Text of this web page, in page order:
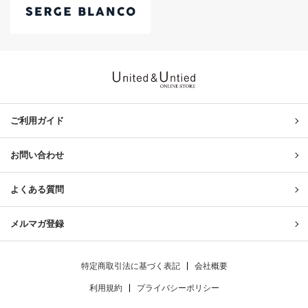
ご利用ガイド
お問い合わせ
よくある質問
メルマガ登録
特定商取引法に基づく表記 会社概要
利用規約 プライバシーポリシー